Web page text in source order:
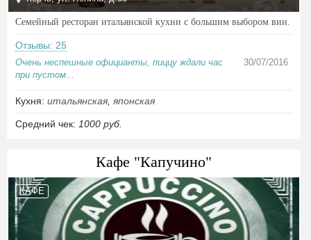
Семейный ресторан итальянской кухни с большим выбором вин.
Отзывы: 25
Очень неспешные официанты, пиццу ждали час
при пустом...
30/07/2016
Кухня: итальянская японская
Средний чек: 1000 руб.
Кафе "Капучино"
КАФЕ